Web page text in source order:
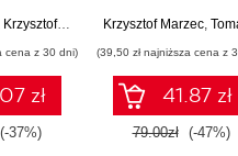
4
Wydanie
i
Krzysztof Marzec ,Tomasz Trzósło
cena z 30 dni)
zł
(-37%)
& Analytics dla
commerce,
marketerów
Krzysztof Marzec, Tomasz
(39,50 zł najniższa cena z
41.87 zł
79.00zł (-47%)